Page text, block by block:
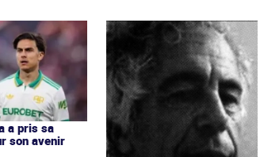
a pris sa
son avenir